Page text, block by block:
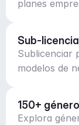
planes
Sub-
Sublicenciar
modelos de
150+
Explora